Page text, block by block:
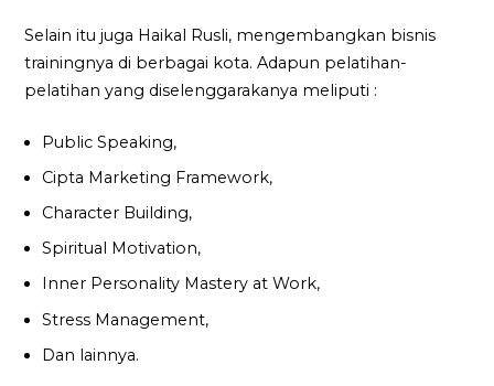
Selain itu juga Haikal Rusli, mengembangkan bisnis
trainingnya di berbagai kota. Adapun pelatihan-
pelatihan yang diselenggarakanya meliputi :
Public Speaking,
Cipta Marketing Framework,
Character Building,
Spiritual Motivation,
Inner Personality Mastery at Work,
Stress Management,
Dan lainnya.